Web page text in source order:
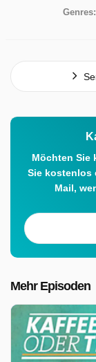
Genres:
Möchten Sie
Sie kostenlos
Mail,
Mehr Episoden